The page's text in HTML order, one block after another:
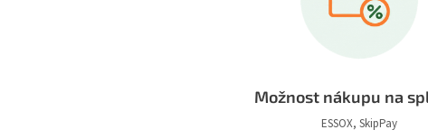
Možnost nákupu na
ESSOX, SkipPay